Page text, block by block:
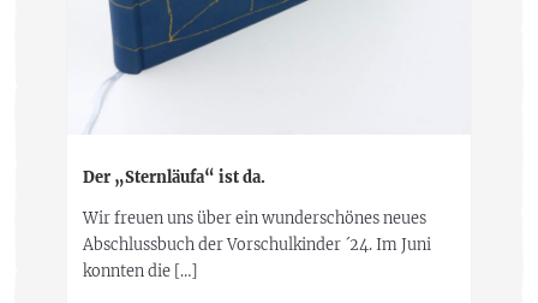
Der „Sternläufa“ ist da.
Wir freuen uns über ein wunderschönes neues
Abschlussbuch der Vorschulkinder ´24. Im Juni
konnten die […]